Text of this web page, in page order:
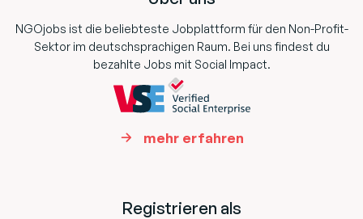
NGOjobs ist die beliebteste Jobplattform für den Non-Profit-
Sektor im deutschsprachigen Raum. Bei uns findest du
bezahlte Jobs mit Social Impact.
mehr erfahren
Registrieren als